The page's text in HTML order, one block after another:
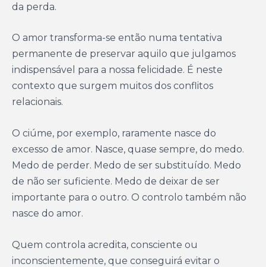
da perda.
O amor transforma-se então numa tentativa
permanente de preservar aquilo que julgamos
indispensável para a nossa felicidade. É neste
contexto que surgem muitos dos conflitos
relacionais.
O ciúme, por exemplo, raramente nasce do
excesso de amor. Nasce, quase sempre, do medo.
Medo de perder. Medo de ser substituído. Medo
de não ser suficiente. Medo de deixar de ser
importante para o outro. O controlo também não
nasce do amor.
Quem controla acredita, consciente ou
inconscientemente, que conseguirá evitar o